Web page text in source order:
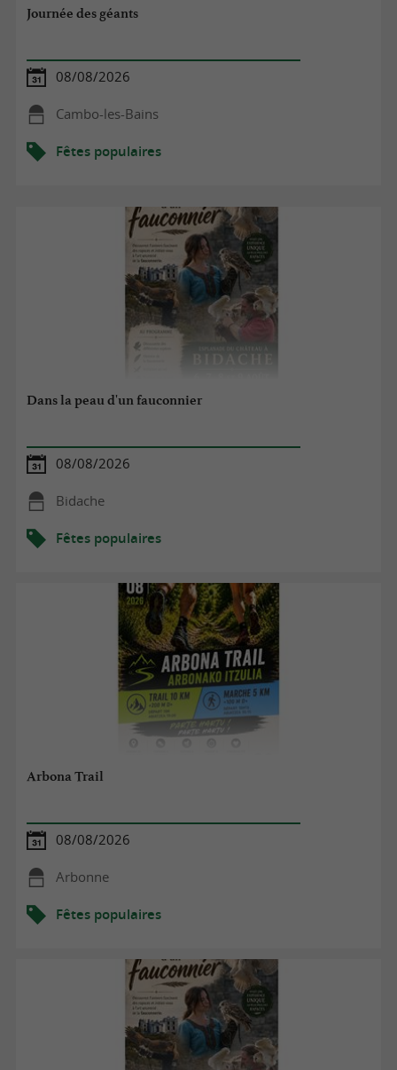
Journée des géants
08/08/2026
Cambo-les-Bains
Fêtes populaires
Dans la peau d'un fauconnier
08/08/2026
Bidache
Fêtes populaires
Arbona Trail
08/08/2026
Arbonne
Fêtes populaires